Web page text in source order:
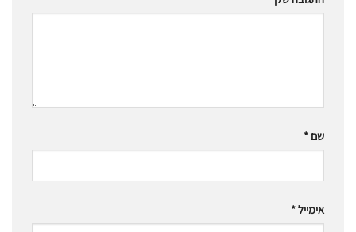
שם *
אימייל*